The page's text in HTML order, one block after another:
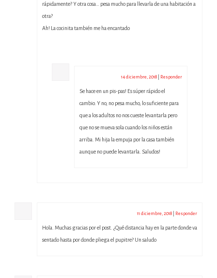
rápidamente? Y otra cosa… pesa mucho para llevarla de una habitación a
otra?
Ah! La cocinita también me ha encantado
14 diciembre, 2018 Responder
Se hace en un pis-pas! Es súper rápido el
cambio. Y no, no pesa mucho, lo suficiente para
que a los adultos no nos cueste levantarla pero
que no se mueva sola cuando los niños están
arriba. Mi hija la empuja por la casa también
aunque no puede levantarla. Saludos!
11 diciembre, 2018 Responder
Hola. Muchas gracias por el post. ¿Qué distancia hay en la parte donde va
sentado hasta por donde pliega el pupitre? Un saludo